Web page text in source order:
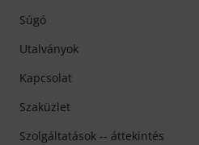
Súgó
Utalványok
Kapcsolat
Szaküzlet
Szolgáltatások -- áttekintés